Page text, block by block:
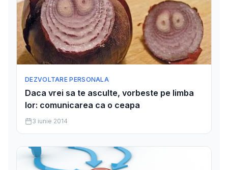
DEZVOLTARE PERSONALA
Daca vrei sa te asculte, vorbeste pe limba
lor: comunicarea ca o ceapa
3 iunie 2014